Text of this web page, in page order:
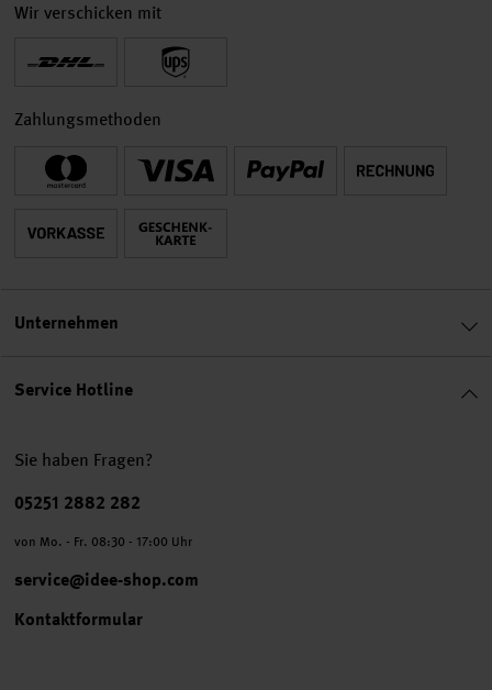
Service Hotline
Sie haben Fragen?
Telefonnummer
05251 2882 282
von Mo. - Fr. 08:30 - 17:00 Uhr
service@idee-shop.com
Kontaktformular
Wir verschicken mit
Zahlungsmethoden
Unternehmen